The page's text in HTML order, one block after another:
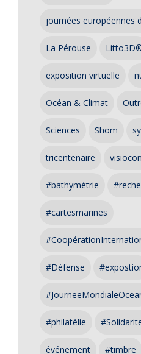
journées européennes
La Pérouse
exposition virtuelle
Océan & Climat
Sciences Shom
tricentenaire
#bathymétrie
#cartesmarines
#Défense
#philatélie
événement #timbre